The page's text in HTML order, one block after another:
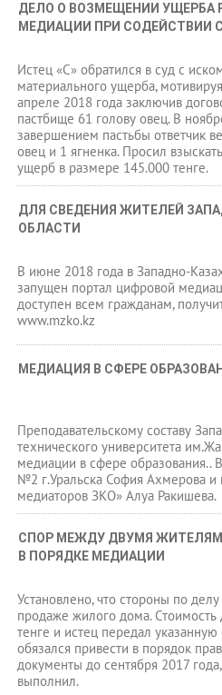
ДЕЛО О ВОЗМЕЩЕНИИ УЩЕРБА
МЕДИАЦИИ ПРИ СОДЕЙСТВИИ
Истец «С» обратился в суд с
материального ущерба,
апреле 2018 года заключив
пастбище 61 голову овец. В
завершением пастьбы ответчик
овец и 1 ягненка. Просил
ущерб в размере 145.000 тенге.
ДЛЯ СВЕДЕНИЯ ЖИТЕЛЕЙ
ОБЛАСТИ
В июне 2018 года в Западно-
запущен портал цифровой
доступен всем гражданам,
www.mzko.kz
МЕДИАЦИЯ В СФЕРЕ
Преподавательскому составу
технического университета
медиации в сфере образования..
№2 г.Уральска София Ахмерова и
медиаторов ЗКО» Алуа Ракишева.
СПОР МЕЖДУ ДВУМЯ
В ПОРЯДКЕ МЕДИАЦИИ
Установлено, что стороны по
продаже жилого дома.
тенге и истец передал
обязался привести в порядок
документы до сентября 2017
выполнил.